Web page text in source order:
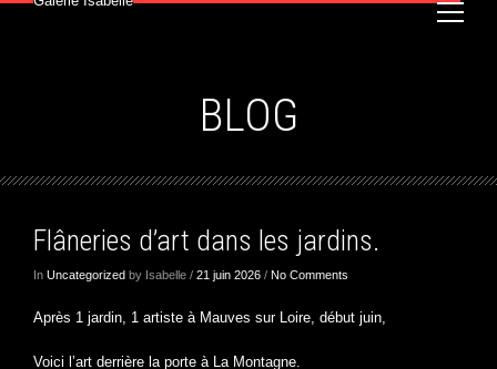
BLOG
Flâneries d’art dans les jardins.
In Uncategorized by Isabelle / 21 juin 2026 / No Comments
Après 1 jardin, 1 artiste à Mauves sur Loire, début juin,
Voici l’art derrière la porte à La Montagne.